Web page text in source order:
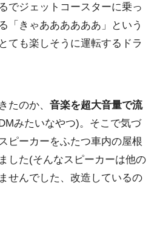
でジェットコースターに乗っ
「きゃああああああ」という
とても楽しそうに運転するドラ
たのか、 音楽を超大音量で流
みたいなやつ)。 そこで気づ
ピーカーをふたつ車内の屋根
した(そんなスピーカーは他の
せんでした、改造しているの